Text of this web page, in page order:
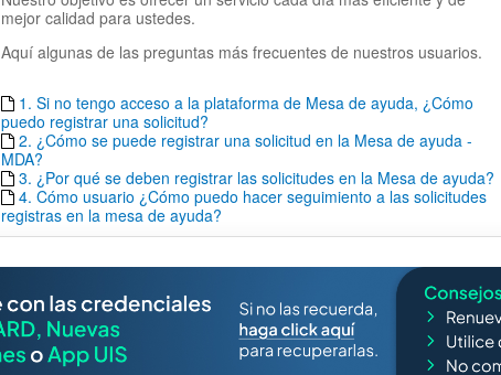
mejor calidad para ustedes.
Aquí algunas de las preguntas más frecuentes de nuestros usuarios.
1. Si no tengo acceso a la plataforma de Mesa de ayuda, ¿Cómo
puedo registrar una solicitud?
2. ¿Cómo se puede registrar una solicitud en la Mesa de ayuda -
MDA?
3. ¿Por qué se deben registrar las solicitudes en la Mesa de ayuda?
4. Cómo usuario ¿Cómo puedo hacer seguimiento a las solicitudes
registras en la mesa de ayuda?